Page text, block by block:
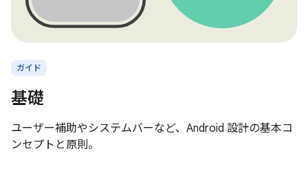
ガイド
基礎
ユーザー補助やシステムバーなど、Android 設計の基本コ
ンセプトと原則。